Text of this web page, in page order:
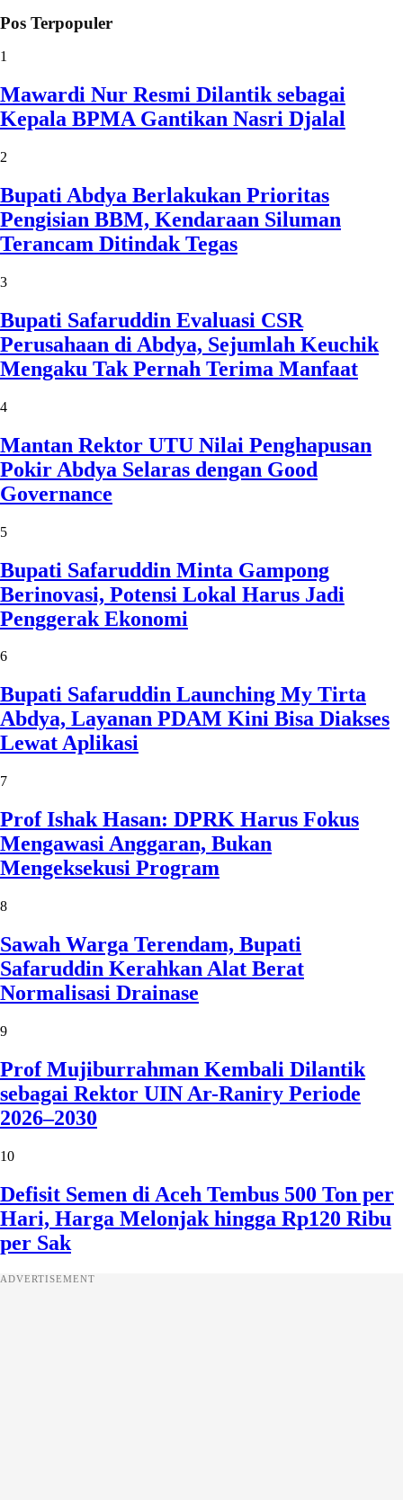
Pos Terpopuler
1
Mawardi Nur Resmi Dilantik sebagai
Kepala BPMA Gantikan Nasri Djalal
2
Bupati Abdya Berlakukan Prioritas
Pengisian BBM, Kendaraan Siluman
Terancam Ditindak Tegas
3
Bupati Safaruddin Evaluasi CSR
Perusahaan di Abdya, Sejumlah Keuchik
Mengaku Tak Pernah Terima Manfaat
4
Mantan Rektor UTU Nilai Penghapusan
Pokir Abdya Selaras dengan Good
Governance
5
Bupati Safaruddin Minta Gampong
Berinovasi, Potensi Lokal Harus Jadi
Penggerak Ekonomi
6
Bupati Safaruddin Launching My Tirta
Abdya, Layanan PDAM Kini Bisa Diakses
Lewat Aplikasi
7
Prof Ishak Hasan: DPRK Harus Fokus
Mengawasi Anggaran, Bukan
Mengeksekusi Program
8
Sawah Warga Terendam, Bupati
Safaruddin Kerahkan Alat Berat
Normalisasi Drainase
9
Prof Mujiburrahman Kembali Dilantik
sebagai Rektor UIN Ar-Raniry Periode
2026–2030
10
Defisit Semen di Aceh Tembus 500 Ton per
Hari, Harga Melonjak hingga Rp120 Ribu
per Sak
ADVERTISEMENT